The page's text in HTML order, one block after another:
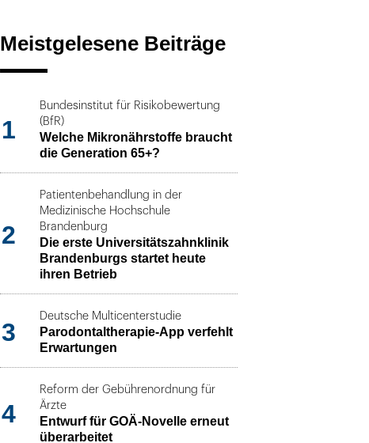
Meistgelesene Beiträge
1
Bundesinstitut für Risikobewertung
(BfR)
Welche Mikronährstoffe braucht
die Generation 65+?
2
Patientenbehandlung in der
Medizinische Hochschule
Brandenburg
Die erste Universitätszahnklinik
Brandenburgs startet heute
ihren Betrieb
3
Deutsche Multicenterstudie
Parodontaltherapie-App verfehlt
Erwartungen
4
Reform der Gebührenordnung für
Ärzte
Entwurf für GOÄ-Novelle erneut
überarbeitet